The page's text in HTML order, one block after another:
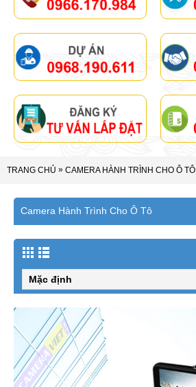
TRANG CHỦ » CAMERA HÀNH TRÌNH CHO Ô TÔ
Camera Hành Trình Cho Ô Tô